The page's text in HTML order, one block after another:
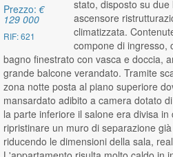
Prezzo:€
129 000
RIF: 621
stato, disposto su
ascensore
climatizzata.
compone di ingresso,
bagno finestrato con vasca e doccia,
grande balcone verandato. Tramite
zona notte posta al piano superiore
mansardato adibito a camera dotato
la parte inferiore il salone era divisa
ripristinare un muro di separazione
riducendo le dimensioni della sala,